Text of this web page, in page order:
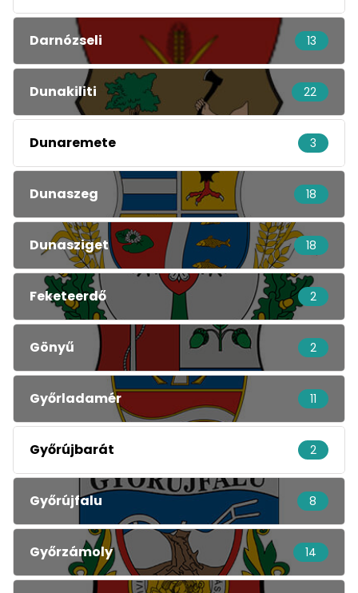
Darnózseli 13
Dunakiliti 22
Dunaremete 3
Dunaszeg 18
Dunasziget 18
Feketeerdő 2
Gönyű 2
Győrladamér 11
Győrújbarát 2
Győrújfalu 8
Győrzámoly 14